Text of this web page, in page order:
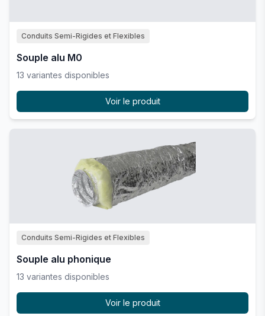
Conduits Semi-Rigides et Flexibles
Souple alu M0
13 variantes disponibles
Voir le produit
Conduits Semi-Rigides et Flexibles
Souple alu phonique
13 variantes disponibles
Voir le produit